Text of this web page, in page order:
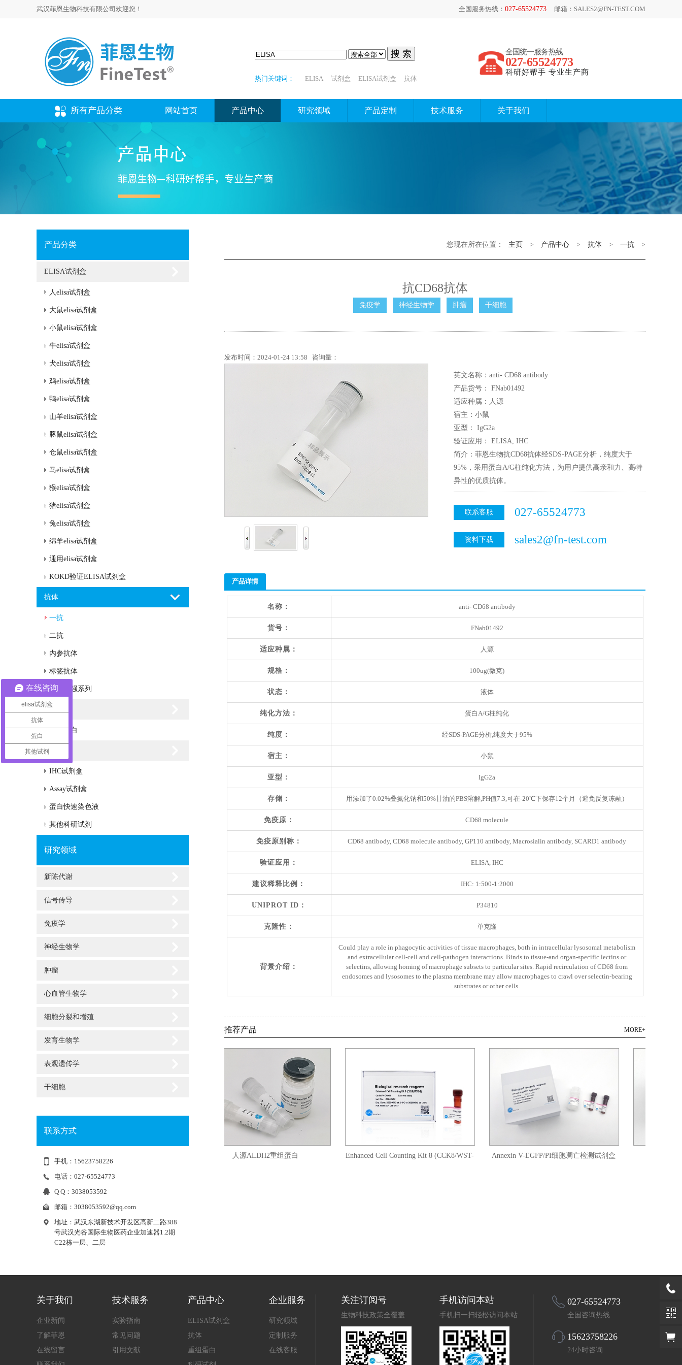
武汉菲恩生物科技有限公司欢迎您！ 邮箱：SALES2@FN-TEST.COM
全国服务热线： 027-65524773
搜 索 全国统一服务热线
027-65524773
科研好帮手 专业生产商
热门关键词： ELISA 试剂盒 ELISA试剂盒 抗体
所有产品分类 网站首页 产品中心 研究领域 产品定制 技术服务 关于我们
产品分类
ELISA试剂盒
人elisa试剂盒
大鼠elisa试剂盒
小鼠elisa试剂盒
牛elisa试剂盒
犬elisa试剂盒
鸡elisa试剂盒
鸭elisa试剂盒
山羊elisa试剂盒
豚鼠elisa试剂盒
仓鼠elisa试剂盒
马elisa试剂盒
猴elisa试剂盒
猪elisa试剂盒
兔elisa试剂盒
绵羊elisa试剂盒
通用elisa试剂盒
KOKD验证ELISA试剂盒
抗体
一抗
二抗
内参抗体
标签抗体
信号增强系列
重组蛋白
重组蛋白
科研试剂
IHC试剂盒
Assay试剂盒
蛋白快速染色液
其他科研试剂
研究领域
新陈代谢
信号传导
免疫学
神经生物学
肿瘤
心血管生物学
细胞分裂和增殖
发育生物学
表观遗传学
干细胞
联系方式
手机：15623758226
电话：027-65524773
Q Q：3038053592
邮箱： 3038053592@qq.com
地址：武汉东湖新技术开发区高新二路388
号武汉光谷国际生物医药企业加速器1.2期
C22栋一层、二层
您现在所在位置： 主页 > 产品中心 > 抗体 > 一抗 >
抗CD68抗体
免疫学 神经生物学 肿瘤 干细胞
发布时间：2024-01-24 13:58 咨询量：
英文名称：anti- CD68 antibody
产品货号： FNab01492
适应种属：人源
宿主：小鼠
亚型： IgG2a
验证应用： ELISA, IHC
简介：菲恩生物抗CD68抗体经SDS-PAGE分析，纯度大于
95%，采用蛋白A/G柱纯化方法，为用户提供高亲和力、高特
异性的优质抗体。
联系客服 027-65524773
资料下载 sales2@fn-test.com
产品详情
名称： anti- CD68 antibody
货号： FNab01492
适应种属： 人源
规格： 100ug(微克)
状态： 液体
纯化方法： 蛋白A/G柱纯化
纯度： 经SDS-PAGE分析,纯度大于95%
宿主： 小鼠
亚型： IgG2a
存储： 用添加了0.02%叠氮化钠和50%甘油的PBS溶解,PH值7.3,可在-20℃下保存12个月（避免反复冻融）
免疫原： CD68 molecule
免疫原别称： CD68 antibody, CD68 molecule antibody, GP110 antibody, Macrosialin antibody, SCARD1 antibody
验证应用： ELISA, IHC
建议稀释比例： IHC: 1:500-1:2000
UNIPROT ID： P34810
克隆性： 单克隆
背景介绍：
Could play a role in phagocytic activities of tissue macrophages, both in intracellular lysosomal metabolism
and extracellular cell-cell and cell-pathogen interactions. Binds to tissue-and organ-specific lectins or
selectins, allowing homing of macrophage subsets to particular sites. Rapid recirculation of CD68 from
endosomes and lysosomes to the plasma membrane may allow macrophages to crawl over selectin-bearing
substrates or other cells.
推荐产品 MORE+
ELIS
人源ALDH2重组蛋白 Enhanced Cell Counting Kit 8 (CCK8/WST- Annexin V-EGFP/PI细胞凋亡检测试剂盒
关于我们
企业新闻
了解菲恩
在线留言
技术服务
实验指南
常见问题
引用文献
产品中心
ELISA试剂盒
抗体
重组蛋白
企业服务
研究领域
定制服务
在线客服
关注订阅号
生物科技政策全覆盖
手机访问本站
手机扫一扫轻松访问本站
027-65524773
全国咨询热线
15623758226
24小时咨询
在线咨询
elisa试剂盒
抗体
蛋白
其他试剂